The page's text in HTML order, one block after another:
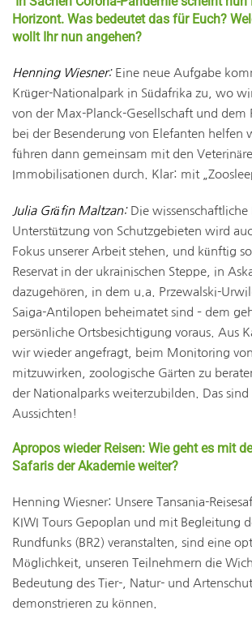
Horizont. Was bedeutet das für Euch?
wollt Ihr nun angehen?
Henning Wiesner:Eine neue Aufgabe
Krüger-Nationalpark in Südafrika zu, wo
von der Max-Planck-Gesellschaft und dem
bei der Besenderung von Elefanten helfen
führen dann gemeinsam mit den
Immobilisationen durch. Klar: mit
Julia Gräfin Maltzan:Die wissenschaftliche
Unterstützung von Schutzgebieten wird
Fokus unserer Arbeit stehen, und künftig
Reservat in der ukrainischen Steppe, in
dazugehören, in dem u.a. Przewalski-
Saiga-Antilopen beheimatet sind – dem
persönliche Ortsbesichtigung voraus. Aus
wir wieder angefragt, beim Monitoring
mitzuwirken, zoologische Gärten zu
der Nationalparks weiterzubilden. Das sind
Aussichten!
Apropos wieder Reisen: Wie geht es mit
Safaris der Akademie weiter?
Henning Wiesner: Unsere Tansania-
KIWI Tours Gepoplan und mit Begleitung
Rundfunks (BR2) veranstalten, sind eine
Möglichkeit, unseren Teilnehmern die
Bedeutung des Tier-, Natur- und
demonstrieren zu können.